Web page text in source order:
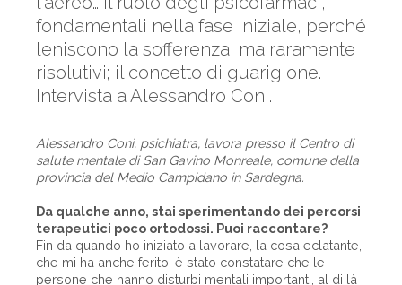
fondamentali nella fase iniziale, perché
leniscono la sofferenza, ma raramente
risolutivi; il concetto di guarigione.
Intervista a Alessandro Coni.
Alessandro Coni, psichiatra, lavora presso il Centro di
salute mentale di San Gavino Monreale, comune della
provincia del Medio Campidano in Sardegna.
Da qualche anno, stai sperimentando dei percorsi
terapeutici poco ortodossi. Puoi raccontare?
Fin da quando ho iniziato a lavorare, la cosa eclatante,
che mi ha anche ferito, è stato constatare che le
persone che hanno disturbi mentali importanti, al di là